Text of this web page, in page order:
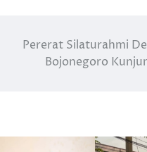
Pererat Silaturahmi
Bojonegoro